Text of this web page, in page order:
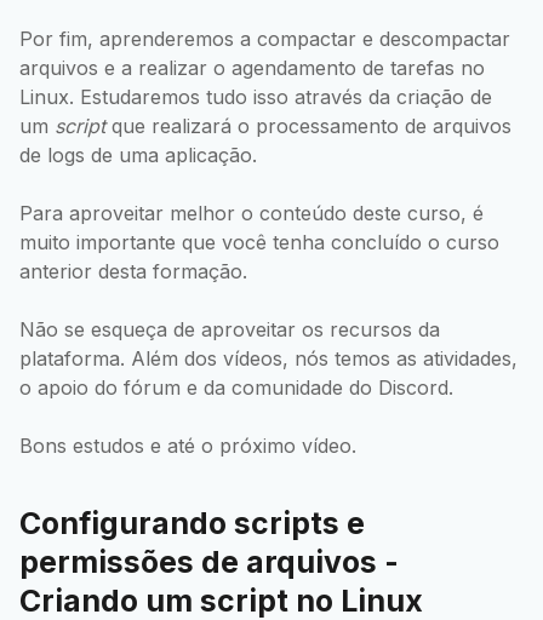
Por fim, aprenderemos a compactar e descompactar
arquivos e a realizar o agendamento de tarefas no
Linux. Estudaremos tudo isso através da criação de
um scriptque realizará o processamento de arquivos
de logs de uma aplicação.
Para aproveitar melhor o conteúdo deste curso, é
muito importante que você tenha concluído o curso
anterior desta formação.
Não se esqueça de aproveitar os recursos da
plataforma. Além dos vídeos, nós temos as atividades,
o apoio do fórum e da comunidade do Discord.
Bons estudos e até o próximo vídeo.
Configurando scripts e
permissões de arquivos -
Criando um script no Linux